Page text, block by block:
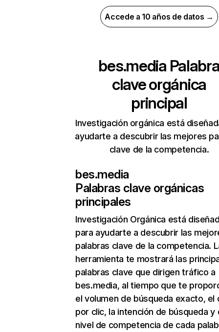
Accede a 10 años de datos →
bes.media
clave orgánica
principal
Investigación orgánica está
ayudarte a descubrir las mejores
clave de la competencia.
bes.media
Palabras clave orgánicas
principales
Investigación Orgánica está
para ayudarte a descubrir las
palabras clave de la competencia.
herramienta te mostrará las
palabras clave que dirigen tráfico a
bes.media, al tiempo que te
el volumen de búsqueda exacto, el
por clic, la intención de búsqueda y
nivel de competencia de cada